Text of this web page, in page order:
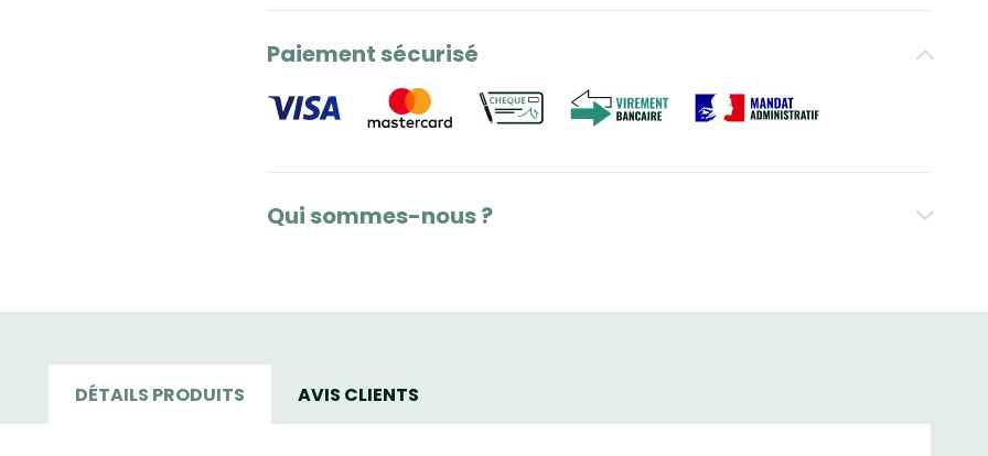
Paiement sécurisé
Qui sommes-nous ?
DÉTAILS PRODUITS AVIS CLIENTS